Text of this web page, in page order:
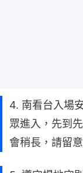
4. 南看台入場
眾進入，先到
會稍長，請留